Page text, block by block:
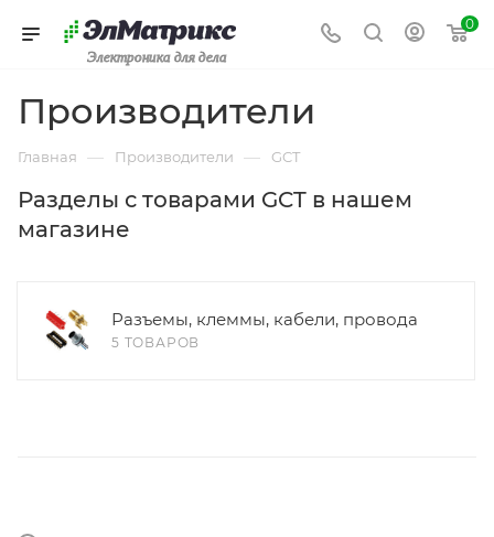
Электроника для дела
0
Производители
Главная — Производители — GCT
Разделы с товарами GCT в нашем
магазине
Разъемы, клеммы, кабели, провода
5 ТОВАРОВ